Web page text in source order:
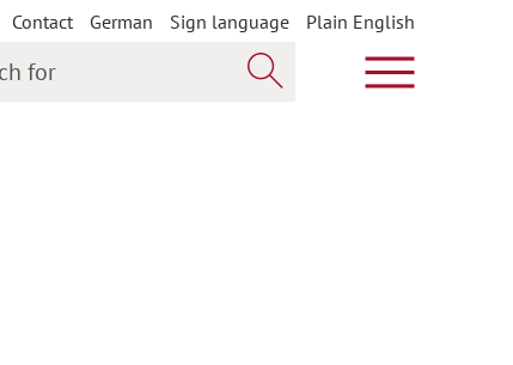
Contact German Sign language
Plain English
Show main